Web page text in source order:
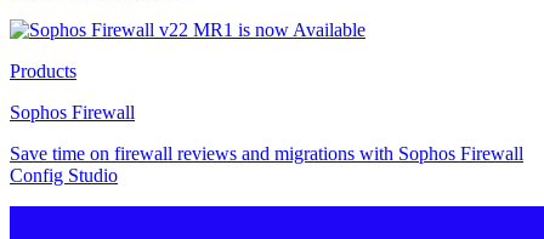
Products
Sophos Firewall
Save time on firewall reviews and migrations with Sophos Firewall
Config Studio